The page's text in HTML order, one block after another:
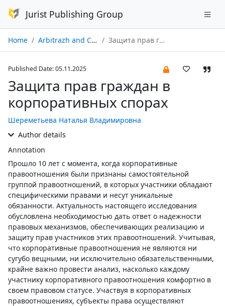
Jurist Publishing Group
Home Arbitrazh and Civil Procedure № 11/2025 Защита прав граждан в корпоративных спорах
Published Date: 05.11.2025
Защита прав граждан в
корпоративных спорах
Шереметьева Наталья Владимировна
Author details
Annotation
Прошло 10 лет с момента, когда корпоративные
правоотношения были признаны самостоятельной
группой правоотношений, в которых участники обладают
специфическими правами и несут уникальные
обязанности. Актуальность настоящего исследования
обусловлена необходимостью дать ответ о надежности
правовых механизмов, обеспечивающих реализацию и
защиту прав участников этих правоотношений. Учитывая,
что корпоративные правоотношения не являются ни
сугубо вещными, ни исключительно обязательственными,
крайне важно провести анализ, насколько каждому
участнику корпоративного правоотношения комфортно в
своем правовом статусе. Участвуя в корпоративных
правоотношениях, субъекты права осуществляют